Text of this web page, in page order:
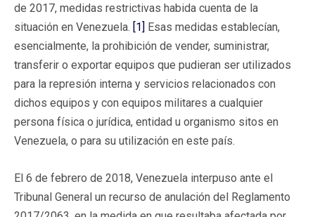
de 2017, medidas restrictivas habida cuenta de la
situación en Venezuela. [1] Esas medidas establecían,
esencialmente, la prohibición de vender, suministrar,
transferir o exportar equipos que pudieran ser utilizados
para la represión interna y servicios relacionados con
dichos equipos y con equipos militares a cualquier
persona física o jurídica, entidad u organismo sitos en
Venezuela, o para su utilización en este país.
El 6 de febrero de 2018, Venezuela interpuso ante el
Tribunal General un recurso de anulación del Reglamento